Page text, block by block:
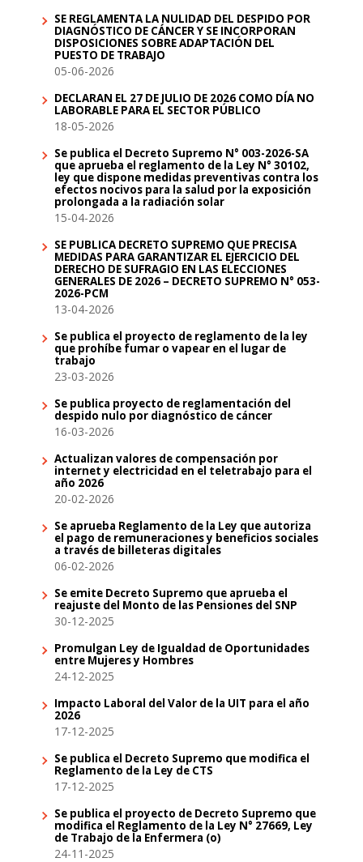
SE REGLAMENTA LA NULIDAD DEL DESPIDO POR
DIAGNÓSTICO DE CÁNCER Y SE INCORPORAN
DISPOSICIONES SOBRE ADAPTACIÓN DEL
PUESTO DE TRABAJO
05-06-2026
DECLARAN EL 27 DE JULIO DE 2026 COMO DÍA NO
LABORABLE PARA EL SECTOR PÚBLICO
18-05-2026
Se publica el Decreto Supremo N° 003-2026-SA
que aprueba el reglamento de la Ley N° 30102,
ley que dispone medidas preventivas contra los
efectos nocivos para la salud por la exposición
prolongada a la radiación solar
15-04-2026
SE PUBLICA DECRETO SUPREMO QUE PRECISA
MEDIDAS PARA GARANTIZAR EL EJERCICIO DEL
DERECHO DE SUFRAGIO EN LAS ELECCIONES
GENERALES DE 2026 – DECRETO SUPREMO N° 053-
2026-PCM
13-04-2026
Se publica el proyecto de reglamento de la ley
que prohíbe fumar o vapear en el lugar de
trabajo
23-03-2026
Se publica proyecto de reglamentación del
despido nulo por diagnóstico de cáncer
16-03-2026
Actualizan valores de compensación por
internet y electricidad en el teletrabajo para el
año 2026
20-02-2026
Se aprueba Reglamento de la Ley que autoriza
el pago de remuneraciones y beneficios sociales
a través de billeteras digitales
06-02-2026
Se emite Decreto Supremo que aprueba el
reajuste del Monto de las Pensiones del SNP
30-12-2025
Promulgan Ley de Igualdad de Oportunidades
entre Mujeres y Hombres
24-12-2025
Impacto Laboral del Valor de la UIT para el año
2026
17-12-2025
Se publica el Decreto Supremo que modifica el
Reglamento de la Ley de CTS
17-12-2025
Se publica el proyecto de Decreto Supremo que
modifica el Reglamento de la Ley N° 27669, Ley
de Trabajo de la Enfermera (o)
24-11-2025